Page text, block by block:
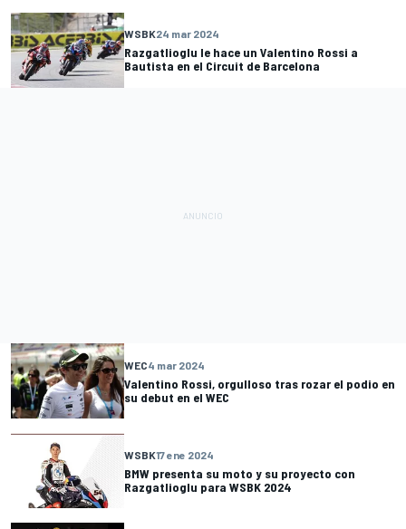
WSBK24 mar 2024
Razgatlioglu le hace un Valentino Rossi a
Bautista en el Circuit de Barcelona
WEC4 mar 2024
Valentino Rossi, orgulloso tras rozar el podio en
su debut en el WEC
WSBK17 ene 2024
BMW presenta su moto y su proyecto con
Razgatlioglu para WSBK 2024